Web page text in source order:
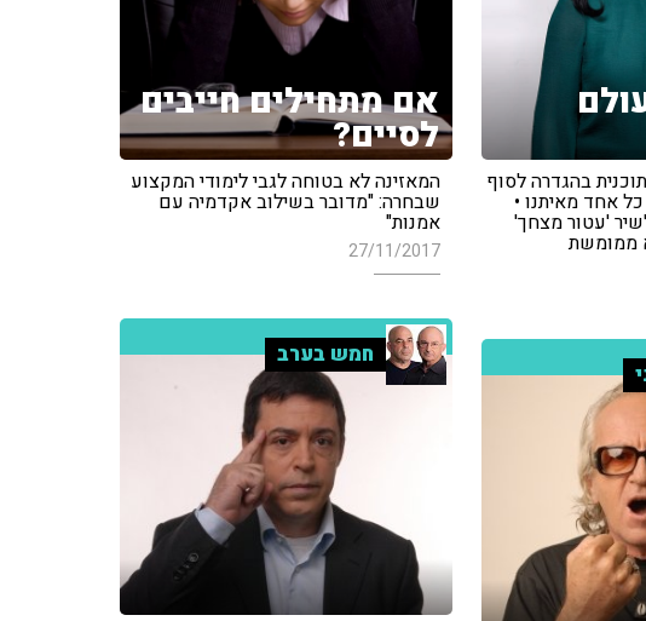
בהגדרה לסוף
אחד מאיתנו •
'עטור מצחך'
ממומשת
אם מתחילים חייבים
לסיים?
המאזינה לא בטוחה לגבי לימודי המקצוע
שבחרה: "מדובר בשילוב אקדמיה עם
אמנות"
27/11/2017
חמש בערב